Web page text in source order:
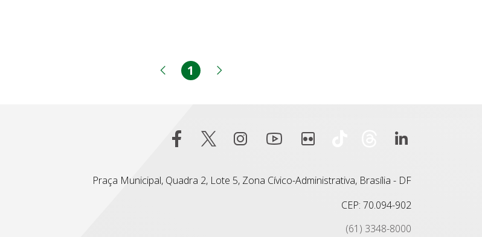
Página anterior
Página
1
Praça Municipal, Quadra 2, Lote 5, Zona Cívico-Administrativa, Brasília - DF
CEP: 70.094-902
(61) 3348-8000